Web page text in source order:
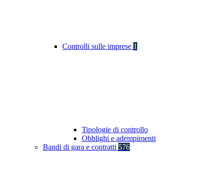
Controlli sulle imprese 1
Tipologie di controllo
Obblighi e adempimenti
Bandi di gara e contratti 576